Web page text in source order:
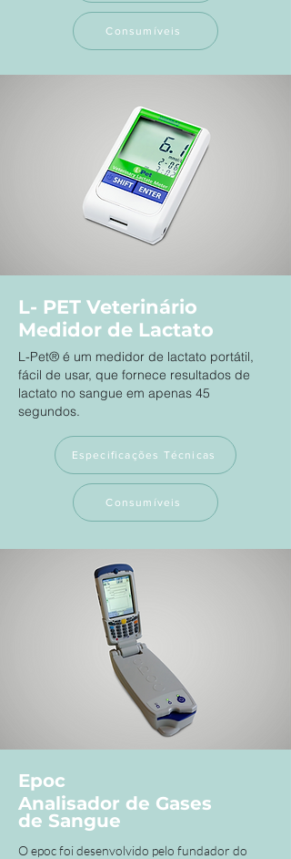
Consumíveis
L- PET Veterinário
Medidor de Lactato
L-Pet® é um medidor de lactato portátil,
fácil de usar, que fornece resultados de
lactato no sangue em apenas 45
segundos.
Especificações Técnicas
Consumíveis
Epoc
Analisador de Gases
de Sangue
O epoc foi desenvolvido pelo fundador do